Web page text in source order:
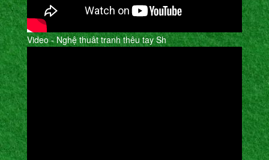
Video - Nghệ thuât tranh thêu tay Sh